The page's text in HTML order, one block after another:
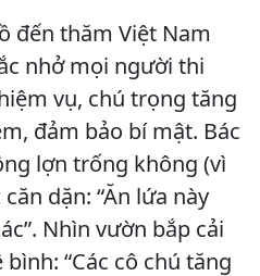
đến thăm Việt Nam
nhở mọi người thi
vụ, chú trọng tăng
đảm bảo bí mật. Bác
lợn trống không (vì
dặn: “Ăn lứa này
Nhìn vườn bắp cải
“Các cô chú tăng